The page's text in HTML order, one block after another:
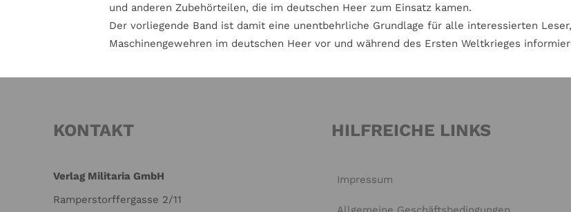
und anderen Zubehörteilen, die im deutschen Heer zum Einsatz kamen.
Der vorliegende Band ist damit eine unentbehrliche Grundlage für alle interessierten
Maschinengewehren im deutschen Heer vor und während des Ersten Weltkrieges
KONTAKT
Verlag Militaria GmbH
Ramperstorffergasse 2/11
HILFREICHE LINKS
Impressum